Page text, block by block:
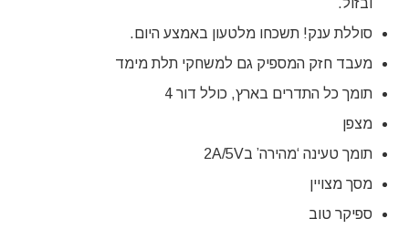
ובזול.
סוללת ענק! תשכחו מלטעון באמצע היום.
מעבד חזק המספיק גם למשחקי תלת מימד
תומך כל התדרים בארץ, כולל דור 4
מצפן
תומך טעינה ‘מהירה’ ב2A/5V
מסך מצויין
ספיקר טוב